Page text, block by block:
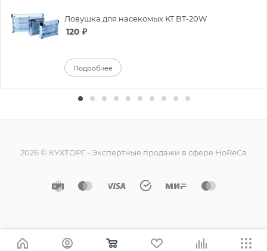
Ловушка для насекомых KT BT-20W
120 ₽
Подробнее
2026 © КУХТОРГ - Экспертные продажи в сфере HoReCa